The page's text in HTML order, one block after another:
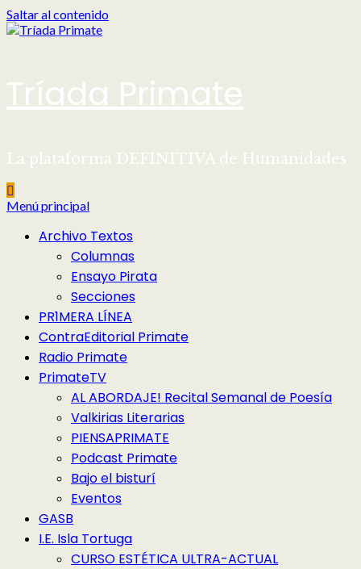
Saltar al contenido
Tríada Primate
La plataforma DEFINITIVA de Humanidades
Menú principal
Archivo Textos
Columnas
Ensayo Pirata
Secciones
PR1MERA LÍNEA
ContraEditorial Primate
Radio Primate
PrimateTV
AL ABORDAJE! Recital Semanal de Poesía
Valkirias Literarias
PIENSAPRIMATE
Podcast Primate
Bajo el bisturí
Eventos
GASB
I.E. Isla Tortuga
CURSO ESTÉTICA ULTRA-ACTUAL